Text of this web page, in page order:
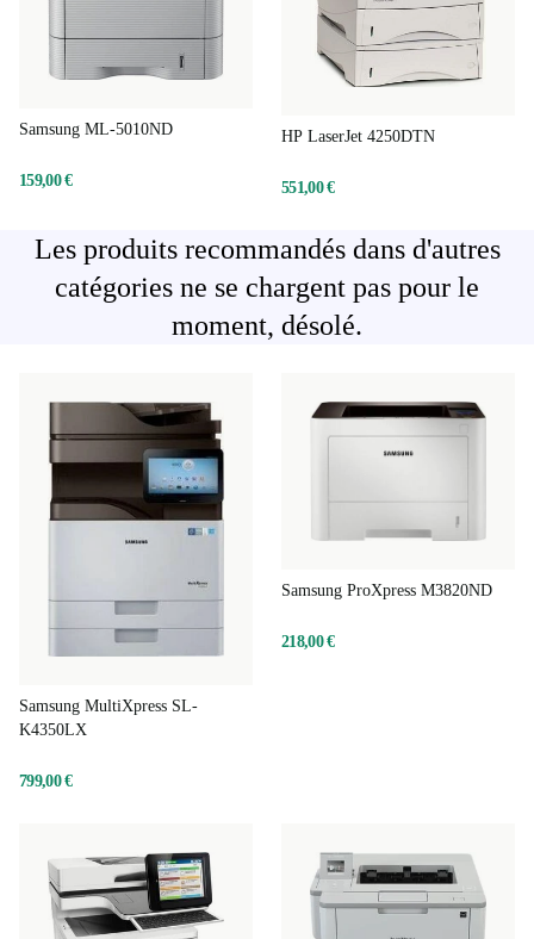
Samsung ML-5010ND
159,00 €
HP LaserJet 4250DTN
551,00 €
Les produits recommandés dans d'autres
catégories ne se chargent pas pour le
moment, désolé.
Samsung MultiXpress SL-
K4350LX
799,00 €
Samsung ProXpress M3820ND
218,00 €